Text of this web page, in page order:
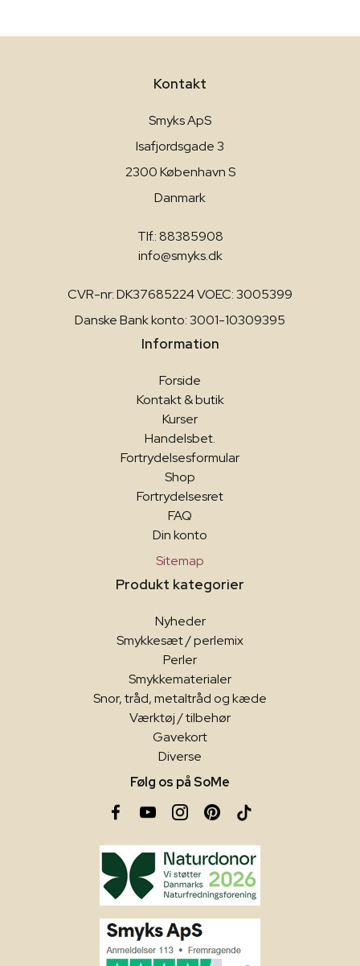
Kontakt
Smyks ApS
Isafjordsgade 3
2300 København S
Danmark
Tlf.: 88385908
info@smyks.dk
CVR-nr: DK37685224 VOEC: 3005399
Danske Bank konto: 3001-10309395
Information
Forside
Kontakt & butik
Kurser
Handelsbet.
Fortrydelsesformular
Shop
Fortrydelsesret
FAQ
Din konto
Sitemap
Produkt kategorier
Nyheder
Smykkesæt / perlemix
Perler
Smykkematerialer
Snor, tråd, metaltråd og kæde
Værktøj / tilbehør
Gavekort
Diverse
Følg os på SoMe